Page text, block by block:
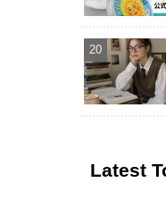
Latest